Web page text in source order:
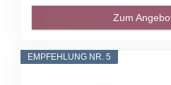
Zum
EMPFEHLUNG NR. 5